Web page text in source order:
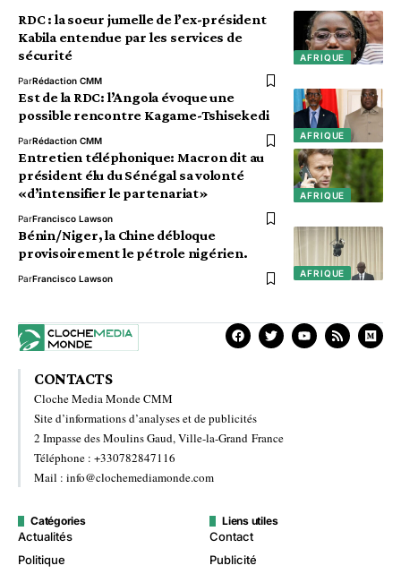
AFRIQUE
RDC : la soeur jumelle de l’ex-président
Kabila entendue par les services de
sécurité
ParRédaction CMM
AFRIQUE
Est de la RDC: l’Angola évoque une
possible rencontre Kagame-Tshisekedi
ParRédaction CMM
AFRIQUE
Entretien téléphonique: Macron dit au
président élu du Sénégal sa volonté
«d’intensifier le partenariat»
ParFrancisco Lawson
AFRIQUE
Bénin/Niger, la Chine débloque
provisoirement le pétrole nigérien.
ParFrancisco Lawson
CONTACTS
Cloche Media Monde CMM
Site d’informations d’analyses et de publicités
2 Impasse des Moulins Gaud, Ville-la-Grand France
Téléphone : +330782847116
Mail : info@clochemediamonde.com
Catégories
Actualités
Politique
Liens utiles
Contact
Publicité